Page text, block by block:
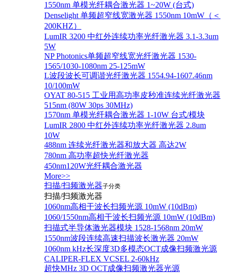
1550nm 单模光纤耦合激光器 1~20W (台式)
Denselight 单频超窄线宽激光器 1550nm 10mW（＜
200KHZ）
LumIR 3200 中红外连续功率光纤激光器 3.1-3.3um
5W
NP Photonics单频超窄线宽光纤激光器 1530-
1565/1030-1080nm 25-125mW
L波段波长可调谐光纤激光器 1554.94-1607.46nm
10/100mW
OYAT 80-515 工业用高功率皮秒准连续光纤激光器
515nm (80W 30ps 30MHz)
1570nm 单模光纤耦合激光器 1-10W 台式/模块
LumIR 2800 中红外连续功率光纤激光器 2.8um
10W
488nm 连续光纤激光器和放大器 高达2W
780nm 高功率超快光纤激光器
450nm120W光纤耦合激光器
More>>
扫描/扫频激光器子分类
扫描/扫频激光器
1060nm高相干波长扫频光源 10mW (10dBm)
1060/1550nm高相干波长扫频光源 10mW (10dBm)
扫描式半导体激光器模块 1528-1568nm 20mW
1550nm波段连续高速扫描波长激光器 20mW
1060nm kHz长深度3D多模态OCT成像扫频激光源
CALIPER-FLEX VCSEL 2-60kHz
超快MHz 3D OCT成像扫频激光器光源